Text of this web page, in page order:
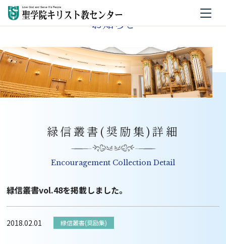
お知らせ
緑信叢書(奨励集)詳細
Encouragement Collection Detail
緑信叢書vol.48を掲載しました。
2018.02.01 緑信叢書(奨励集)